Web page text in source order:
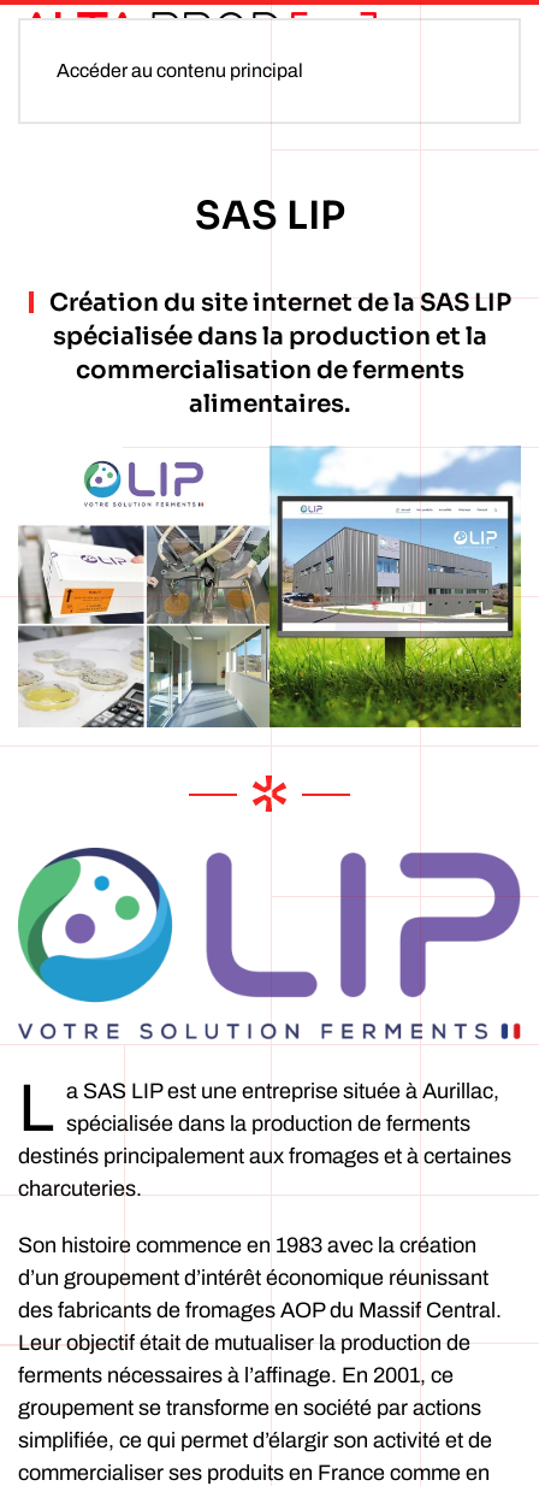
Accéder au contenu principal
SAS LIP
Création du site internet de la SAS LIP
spécialisée dans la production et la
commercialisation de ferments
alimentaires.
L a SAS LIP est une entreprise située à Aurillac,
spécialisée dans la production de ferments
destinés principalement aux fromages et à certaines
charcuteries.
Son histoire commence en 1983 avec la création
d’un groupement d’intérêt économique réunissant
des fabricants de fromages AOP du Massif Central.
Leur objectif était de mutualiser la production de
ferments nécessaires à l’affinage. En 2001, ce
groupement se transforme en société par actions
simplifiée, ce qui permet d’élargir son activité et de
commercialiser ses produits en France comme en